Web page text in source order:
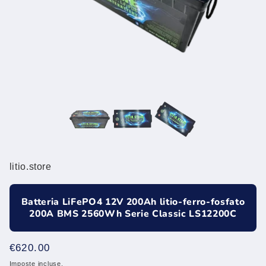
litio.store
Batteria LiFePO4 12V 200Ah litio-ferro-fosfato
200A BMS 2560Wh Serie Classic LS12200C
Prezzo
di
€620.00
Imposte incluse.